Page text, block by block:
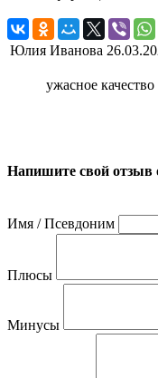
Юлия Иванова
ужасное качество
Напишите свой
Имя / Псевдоним
Плюсы
Минусы